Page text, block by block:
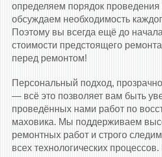
определяем порядок
обсуждаем необходимость
Поэтому вы всегда ещё до
стоимости предстоящего
перед ремонтом!
Персональный подход,
— всё это позволяет вам быть
проведённых нами работ по
маховика. Мы поддерживаем
ремонтных работ и строго
всех технологических